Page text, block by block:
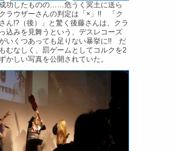
功したものの……危うく冥土に送ら
ラウザーさんの判定は「×」!! 「ク
ん!?（後）」と驚く後藤さんは、クラ
込みを見舞うという、デスレコーズ
いくつあっても足りない暴挙に!! だ
むなしく、罰ゲームとしてコルクを2
かしい写真を公開されていた。